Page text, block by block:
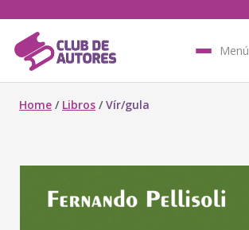
Menú
Home / Libros /Vír/gula